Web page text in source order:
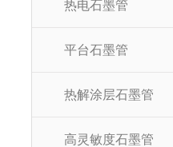
热电石墨管
平台石墨管
热解涂层石墨管
高灵敏度石墨管